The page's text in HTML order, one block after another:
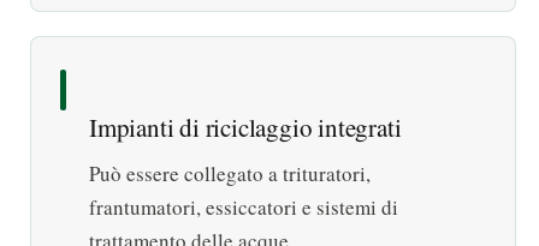
Impianti di riciclaggio integrati
Può essere collegato a trituratori,
frantumatori, essiccatori e sistemi di
trattamento delle acque.